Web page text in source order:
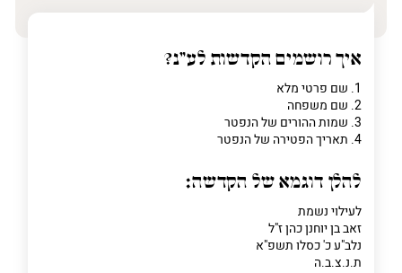
איך רושמים הקדשות לע"נ?
1. שם פרטי מלא
2. שם משפחה
3. שמות ההורים של הנפטר
4. תאריך הפטירה של הנפטר
להלן דוגמא של הקדשה:
לעילוי נשמת
זאב בן יוחנן כהן ז"ל
נלב"ע כ' כסלו תשפ"א
ת.נ.צ.ב.ה